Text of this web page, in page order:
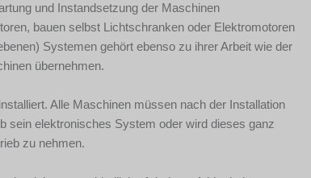
und Instandsetzung der Maschinen
bauen selbst Lichtschranken oder Elektromotoren
Systemen gehört ebenso zu ihrer Arbeit wie der
übernehmen.
Alle Maschinen müssen nach der Installation
sein elektronisches System oder wird dieses ganz
zu nehmen.